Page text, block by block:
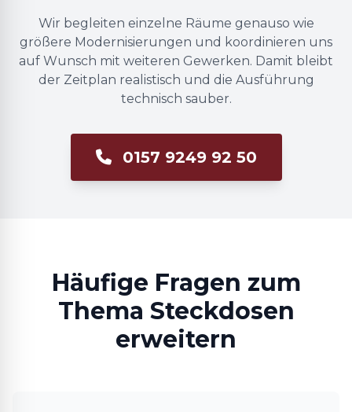
Wir begleiten einzelne Räume genauso wie
größere Modernisierungen und koordinieren uns
auf Wunsch mit weiteren Gewerken. Damit bleibt
der Zeitplan realistisch und die Ausführung
technisch sauber.
0157 9249 92 50
Häufige Fragen zum
Thema Steckdosen
erweitern